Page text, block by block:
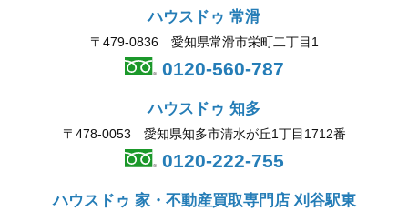
ハウスドゥ 常滑
〒479-0836 愛知県常滑市栄町二丁目1
0120-560-787
ハウスドゥ 知多
〒478-0053 愛知県知多市清水が丘1丁目1712番
0120-222-755
ハウスドゥ 家・不動産買取専門店 刈谷駅東